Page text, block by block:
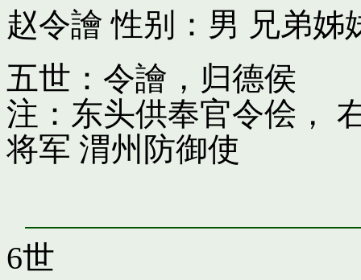
赵令譮 性别：男 兄弟姊
五世：令譮，归德侯
注：东头供奉官令侩，
将军 渭州防御使
6世